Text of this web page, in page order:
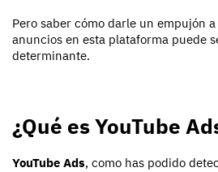
Pero saber cómo darle un empujón
anuncios en esta plataforma puede
determinante.
¿Qué es YouTube
YouTube Ads, como has podido